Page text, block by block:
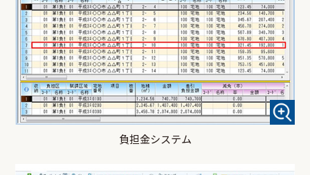
負担金システム